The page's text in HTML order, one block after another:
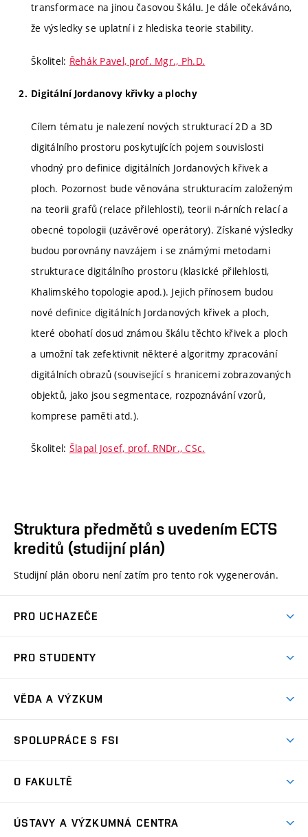
transformace na jinou časovou škálu. Je dále očekáváno,
že výsledky se uplatní i z hlediska teorie stability.
Školitel: Řehák Pavel, prof. Mgr., Ph.D.
Digitální Jordanovy křivky a plochy
Cílem tématu je nalezení nových strukturací 2D a 3D
digitálního prostoru poskytujících pojem souvislosti
vhodný pro definice digitálních Jordanových křivek a
ploch. Pozornost bude věnována strukturacím založeným
na teorii grafů (relace přilehlosti), teorii n-árních relací a
obecné topologii (uzávěrové operátory). Získané výsledky
budou porovnány navzájem i se známými metodami
strukturace digitálního prostoru (klasické přilehlosti,
Khalimského topologie apod.). Jejich přínosem budou
nové definice digitálních Jordanových křivek a ploch,
které obohatí dosud známou škálu těchto křivek a ploch
a umožní tak zefektivnit některé algoritmy zpracování
digitálních obrazů (související s hranicemi zobrazovaných
objektů, jako jsou segmentace, rozpoznávání vzorů,
komprese paměti atd.).
Školitel: Šlapal Josef, prof. RNDr., CSc.
Struktura předmětů s uvedením ECTS
kreditů (studijní plán)
Studijní plán oboru není zatím pro tento rok vygenerován.
PRO UCHAZEČE
Ambasadoři studia
Zápisy
Mobilní aplikace
PRO STUDENTY
Studijní předpisy
Pro prváky
VĚDA A VÝZKUM
Oblasti výzkumu
Podpora projektů
SPOLUPRÁCE S FSI
Nejvýznamnější partneři
O FAKULTĚ
ÚSTAVY A VÝZKUMNÁ CENTRA